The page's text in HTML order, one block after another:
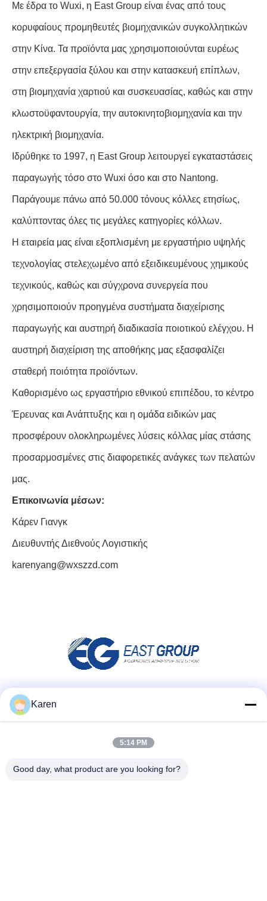
Με έδρα το Wuxi, η East Group είναι ένας από τους
κορυφαίους προμηθευτές βιομηχανικών συγκολλητικών
στην Κίνα. Τα προϊόντα μας χρησιμοποιούνται ευρέως
στην επεξεργασία ξύλου και στην κατασκευή επίπλων,
στη βιομηχανία χαρτιού και συσκευασίας, καθώς και στην
κλωστοϋφαντουργία, την αυτοκινητοβιομηχανία και την
ηλεκτρική βιομηχανία.
Ιδρύθηκε το 1997, η East Group λειτουργεί εγκαταστάσεις
παραγωγής τόσο στο Wuxi όσο και στο Nantong.
Παράγουμε πάνω από 50.000 τόνους κόλλες ετησίως,
καλύπτοντας όλες τις μεγάλες κατηγορίες κόλλων.
Η εταιρεία μας είναι εξοπλισμένη με εργαστήριο υψηλής
τεχνολογίας στελεχωμένο από εξειδικευμένους χημικούς
τεχνικούς, καθώς και σύγχρονα συνεργεία που
χρησιμοποιούν προηγμένα συστήματα διαχείρισης
παραγωγής και αυστηρή διαδικασία ποιοτικού ελέγχου. Η
αυστηρή διαχείριση της αποθήκης μας εξασφαλίζει
σταθερή ποιότητα προϊόντων.
Καθορισμένο ως εργαστήριο εθνικού επιπέδου, το κέντρο
Έρευνας και Ανάπτυξης και η ομάδα ειδικών μας
προσφέρουν ολοκληρωμένες λύσεις κόλλας μίας στάσης
προσαρμοσμένες στις διαφορετικές ανάγκες των πελατών
μας.
Επικοινωνία μέσων:
Κάρεν Γιανγκ
Διευθυντής Διεθνούς Λογιστικής
karenyang@wxszzd.com
Karen
5:14 PM
Good day, what product are you looking for?